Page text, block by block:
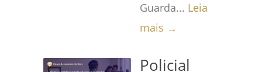
Guarda... Leia
mais →
Policial